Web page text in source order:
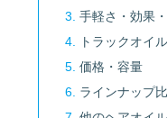
手軽さ・効果
トラックオイ
価格・容量
ラインナップ